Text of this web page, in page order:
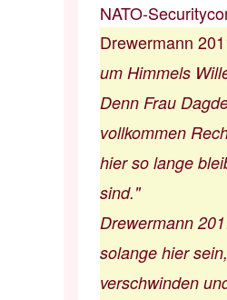
NATO-
Drewermann
um Himmels
Denn Frau
vollkommen
hier so lange
sind."
Drewermann
solange hier
verschwinden